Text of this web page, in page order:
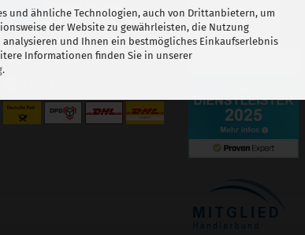
und ähnliche Technologien, auch von Drittanbietern, um
der Website zu gewährleisten, die Nutzung
analysieren und Ihnen ein bestmögliches Einkaufserlebnis
Informationen finden Sie in unserer
.